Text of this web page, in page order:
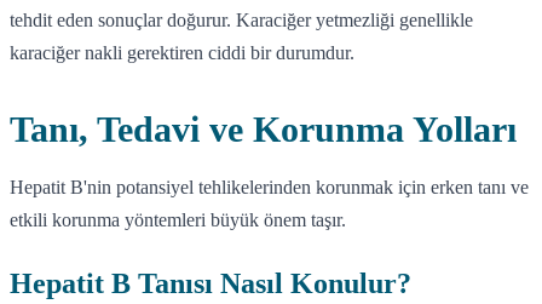
tehdit eden sonuçlar doğurur. Karaciğer yetmezliği genellikle
karaciğer nakli gerektiren ciddi bir durumdur.
Tanı, Tedavi ve Korunma Yolları
Hepatit B'nin potansiyel tehlikelerinden korunmak için erken tanı ve
etkili korunma yöntemleri büyük önem taşır.
Hepatit B Tanısı Nasıl Konulur?